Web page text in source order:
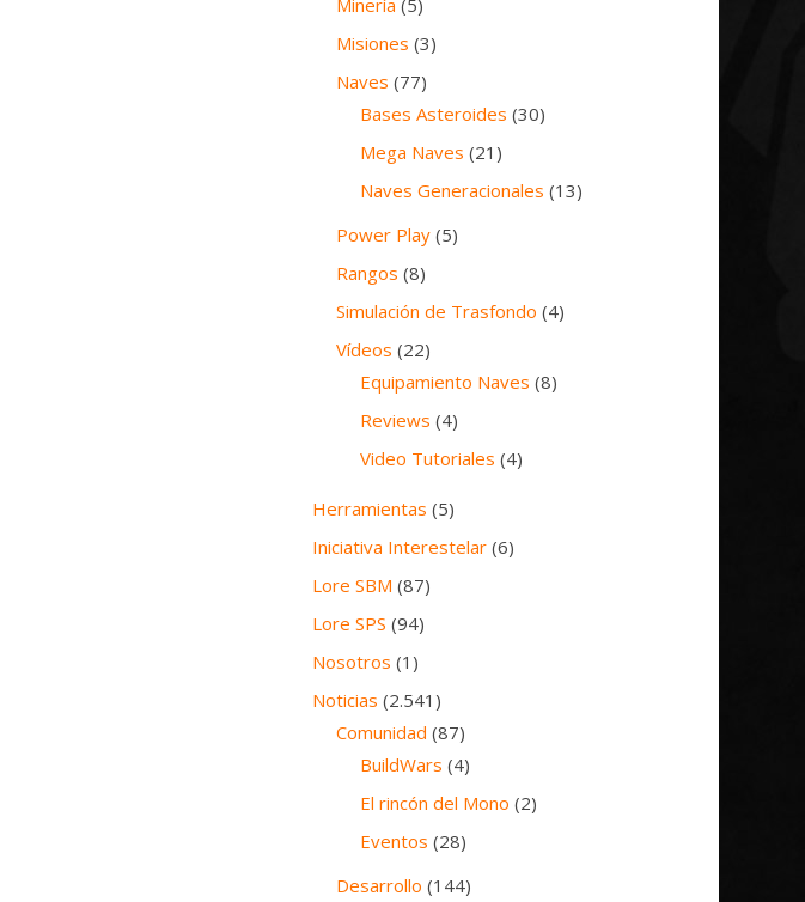
Misiones (3)
Naves (77)
Bases Asteroides (30)
Mega Naves (21)
Naves Generacionales (13)
Power Play (5)
Rangos (8)
Simulación de Trasfondo (4)
Vídeos (22)
Equipamiento Naves (8)
Reviews (4)
Video Tutoriales (4)
Herramientas (5)
Iniciativa Interestelar (6)
Lore SBM (87)
Lore SPS (94)
Nosotros (1)
Noticias (2.541)
Comunidad (87)
BuildWars (4)
El rincón del Mono (2)
Eventos (28)
Desarrollo (144)